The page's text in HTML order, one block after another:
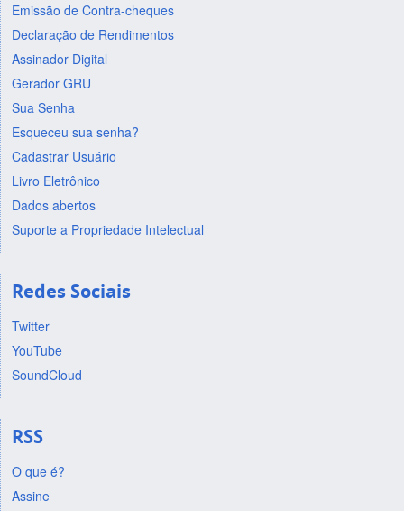
Emissão de Contra-cheques
Declaração de Rendimentos
Assinador Digital
Gerador GRU
Sua Senha
Esqueceu sua senha?
Cadastrar Usuário
Livro Eletrônico
Dados abertos
Suporte a Propriedade Intelectual
Redes Sociais
Twitter
YouTube
SoundCloud
RSS
O que é?
Assine